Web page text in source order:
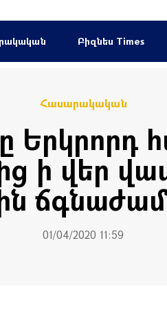
Բիզնես Times
Հասարակական
Երկրորդ
ի վեր
01/04/2020 11:59